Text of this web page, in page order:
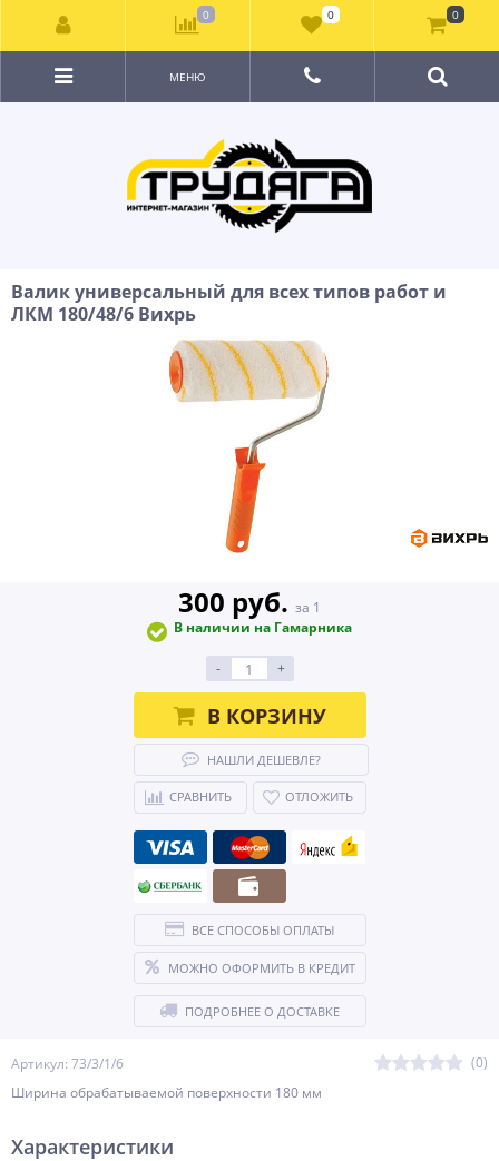
МЕНЮ
Валик универсальный для всех типов работ и
ЛКМ 180/48/6 Вихрь
Артикул: 73/3/1/6
(0)
Ширина обрабатываемой поверхности 180 мм
300 руб. за 1
В наличии на Гамарника
- +
В КОРЗИНУ
НАШЛИ ДЕШЕВЛЕ?
СРАВНИТЬ ОТЛОЖИТЬ
ВСЕ СПОСОБЫ ОПЛАТЫ
МОЖНО ОФОРМИТЬ В КРЕДИТ
ПОДРОБНЕЕ О ДОСТАВКЕ
Характеристики
0 0 0